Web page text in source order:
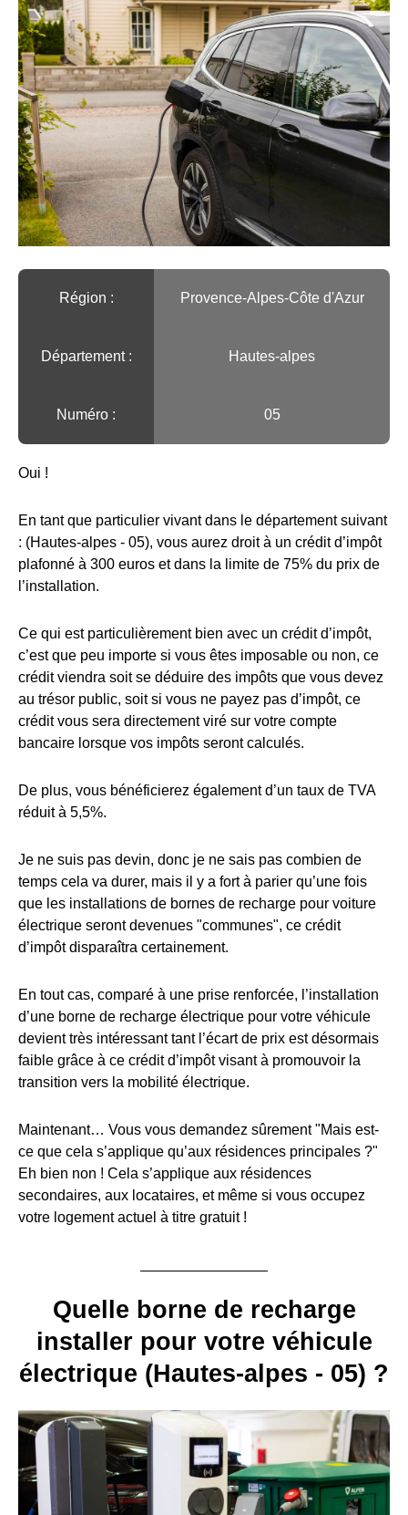
Région :️ Provence-Alpes-Côte d'Azur
Département : Hautes-alpes
Numéro : 05
Oui !
En tant que particulier vivant dans le département suivant
: (Hautes-alpes - 05), vous aurez droit à un crédit d’impôt
plafonné à 300 euros et dans la limite de 75% du prix de
l’installation.
Ce qui est particulièrement bien avec un crédit d’impôt,
c’est que peu importe si vous êtes imposable ou non, ce
crédit viendra soit se déduire des impôts que vous devez
au trésor public, soit si vous ne payez pas d’impôt, ce
crédit vous sera directement viré sur votre compte
bancaire lorsque vos impôts seront calculés.
De plus, vous bénéficierez également d’un taux de TVA
réduit à 5,5%.
Je ne suis pas devin, donc je ne sais pas combien de
temps cela va durer, mais il y a fort à parier qu’une fois
que les installations de bornes de recharge pour voiture
électrique seront devenues "communes", ce crédit
d’impôt disparaîtra certainement.
En tout cas, comparé à une prise renforcée, l’installation
d’une borne de recharge électrique pour votre véhicule
devient très intéressant tant l’écart de prix est désormais
faible grâce à ce crédit d’impôt visant à promouvoir la
transition vers la mobilité électrique.
Maintenant… Vous vous demandez sûrement "Mais est-
ce que cela s’applique qu’aux résidences principales ?"
Eh bien non ! Cela s’applique aux résidences
secondaires, aux locataires, et même si vous occupez
votre logement actuel à titre gratuit !
Quelle borne de recharge
installer pour votre véhicule
électrique (Hautes-alpes - 05) ?